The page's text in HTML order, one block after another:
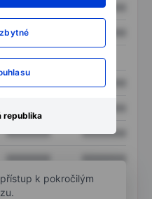
republika
XXXXXXX XXXXXXX
XXXXXXX
XXXXXXX
XXXXXXX XXXXXXX
XXXXXXX
XXXXXXX
k pokročilým